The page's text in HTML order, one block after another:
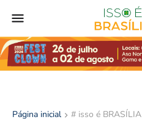
Página inicial # isso é BRASÍLIA